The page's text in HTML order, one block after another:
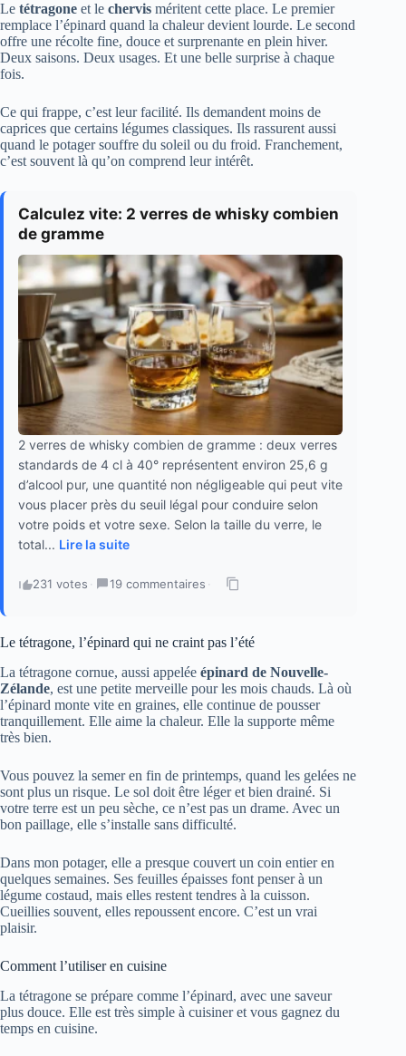
Le tétragone et le chervis méritent cette place. Le premier
remplace l’épinard quand la chaleur devient lourde. Le second
offre une récolte fine, douce et surprenante en plein hiver.
Deux saisons. Deux usages. Et une belle surprise à chaque
fois.
Ce qui frappe, c’est leur facilité. Ils demandent moins de
caprices que certains légumes classiques. Ils rassurent aussi
quand le potager souffre du soleil ou du froid. Franchement,
c’est souvent là qu’on comprend leur intérêt.
Calculez vite: 2 verres de whisky combien
de gramme
2 verres de whisky combien de gramme : deux verres
standards de 4 cl à 40° représentent environ 25,6 g
d’alcool pur, une quantité non négligeable qui peut vite
vous placer près du seuil légal pour conduire selon
votre poids et votre sexe. Selon la taille du verre, le
total... Lire la suite
231 votes · 19 commentaires ·
Le tétragone, l’épinard qui ne craint pas l’été
La tétragone cornue, aussi appelée épinard de Nouvelle-
Zélande, est une petite merveille pour les mois chauds. Là où
l’épinard monte vite en graines, elle continue de pousser
tranquillement. Elle aime la chaleur. Elle la supporte même
très bien.
Vous pouvez la semer en fin de printemps, quand les gelées ne
sont plus un risque. Le sol doit être léger et bien drainé. Si
votre terre est un peu sèche, ce n’est pas un drame. Avec un
bon paillage, elle s’installe sans difficulté.
Dans mon potager, elle a presque couvert un coin entier en
quelques semaines. Ses feuilles épaisses font penser à un
légume costaud, mais elles restent tendres à la cuisson.
Cueillies souvent, elles repoussent encore. C’est un vrai
plaisir.
Comment l’utiliser en cuisine
La tétragone se prépare comme l’épinard, avec une saveur
plus douce. Elle est très simple à cuisiner et vous gagnez du
temps en cuisine.